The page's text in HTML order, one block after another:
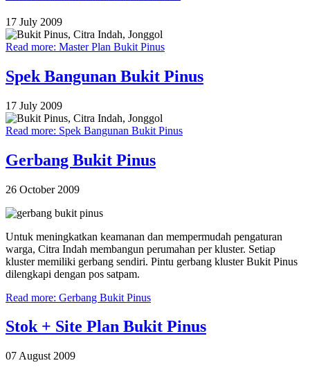
17 July 2009
Read more: Master Plan Bukit Pinus
Spek Bangunan Bukit Pinus
17 July 2009
Read more: Spek Bangunan Bukit Pinus
Gerbang Bukit Pinus
26 October 2009
Untuk meningkatkan keamanan dan mempermudah pengaturan
warga, Citra Indah membangun perumahan per kluster. Setiap
kluster memiliki gerbang sendiri. Pintu gerbang kluster Bukit Pinus
dilengkapi dengan pos satpam.
Read more: Gerbang Bukit Pinus
Stok + Site Plan Bukit Pinus
07 August 2009